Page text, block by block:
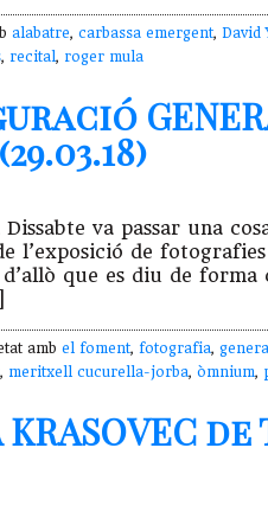
alabatre, carbassa emergent, David
, recital, roger mula
va passar una
l’exposició de
que es diu de
amb el foment, fotografia,
, meritxell cucurella-jorba, òmnium,
KRASOVEC